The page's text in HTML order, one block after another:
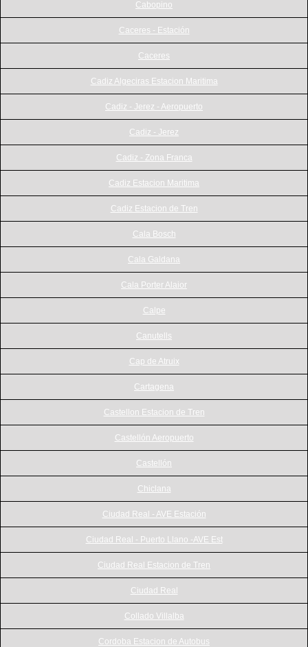
Cabopino
Caceres - Estación
Caceres
Cadiz Algeciras Estacion Maritima
Cadiz - Jerez - Aeropuerto
Cadiz - Jerez
Cadiz - Zona Franca
Cadiz Estacion Maritima
Cadiz Estacion de Tren
Cala Bosch
Cala Galdana
Cala Porter Alaior
Calpe
Canutells
Cap de Atruix
Cartagena
Castellon Estacion de Tren
Castellón Aeropuerto
Castellón
Chiclana
Ciudad Real - AVE Estación
Ciudad Real - Puerto Llano -AVE Est
Ciudad Real Estacion de Tren
Ciudad Real
Collado Villalba
Cordoba Estacion de Autobus